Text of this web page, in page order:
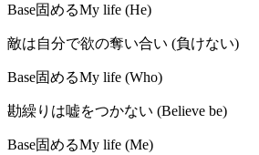
Base固めるMy life (He)
敵は自分で欲の奪い合い (負けない)
Base固めるMy life (Who)
勘繰りは嘘をつかない (Believe be)
Base固めるMy life (Me)